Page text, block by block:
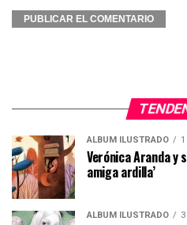
ÁLBUM ILUSTRADO
Verónica Aranda y
amiga ardilla’
ÁLBUM ILUSTRADO